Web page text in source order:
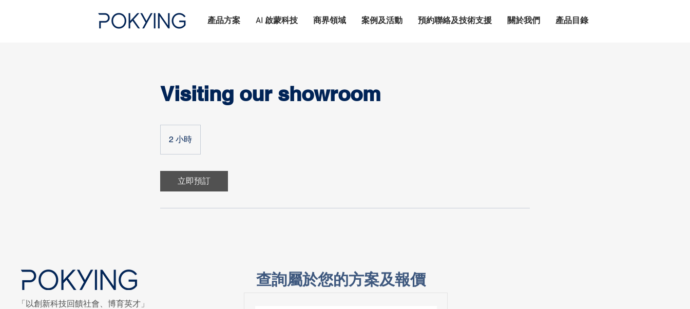
產品方案 AI 啟蒙科技 商界領域 案例及活動 預約聯絡及技術支援 關於我們 產品目錄
Visiting our showroom
2 小時
小
立即預訂
「以創新科技回饋社會、博育英才」
查詢屬於您的方案及報價